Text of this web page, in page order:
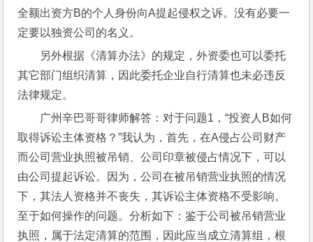
全额出资方B的个人身份向A提起侵权之诉。没有必要一
定要以独资公司的名义。
另外根据《清算办法》的规定，外资委也可以委托
其它部门组织清算，因此委托企业自行清算也未必违反
法律规定。
广州辛巴哥哥律师解答：对于问题1，“投资人B如何
取得诉讼主体资格？”我认为，首先，在A侵占公司财产
而公司营业执照被吊销、公司印章被侵占情况下，可以
由公司提起诉讼。因为，公司在被吊销营业执照的情况
下，其法人资格并不丧失，其诉讼主体资格不受影响。
至于如何操作的问题。分析如下：鉴于公司被吊销营业
执照，属于法定清算的范围，因此应当成立清算组，根